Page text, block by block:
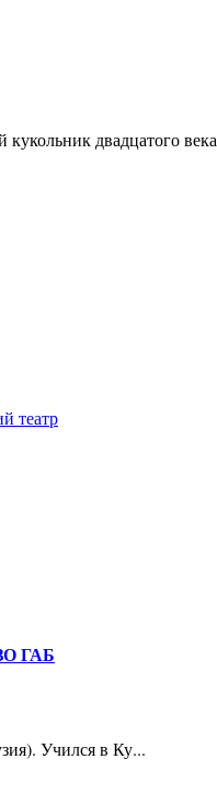
двадцатого века
театр
ГАБ
Учился в Ку...